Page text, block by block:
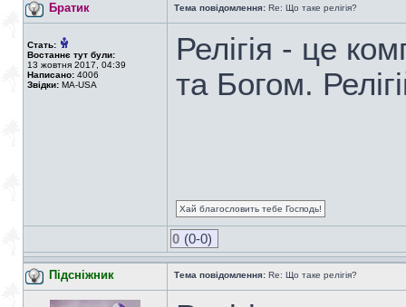
Братик Тема повідомлення: Re: Що таке релігія?
Стать:
Востаннє тут були:
13 жовтня 2017, 04:39
Написано: 4006
Звідки: MA-USA
Релігія - це
та Богом.
Хай благословить тебе Господь!
0 (0-0)
Підсніжник Тема повідомлення: Re: Що таке релігія?